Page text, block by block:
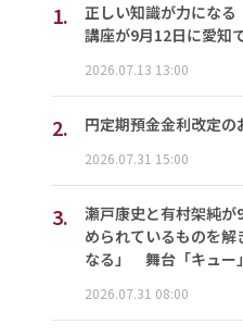
1.
正しい知識が力にな
講座が9月12日に愛知
2026.07.13 13:00
2. 円定期預金金利改定の
2026.07.31 15:00
3.
瀬戸康史と有村架純
められているものを解
なる」 舞台「キュー
2026.07.31 08:00